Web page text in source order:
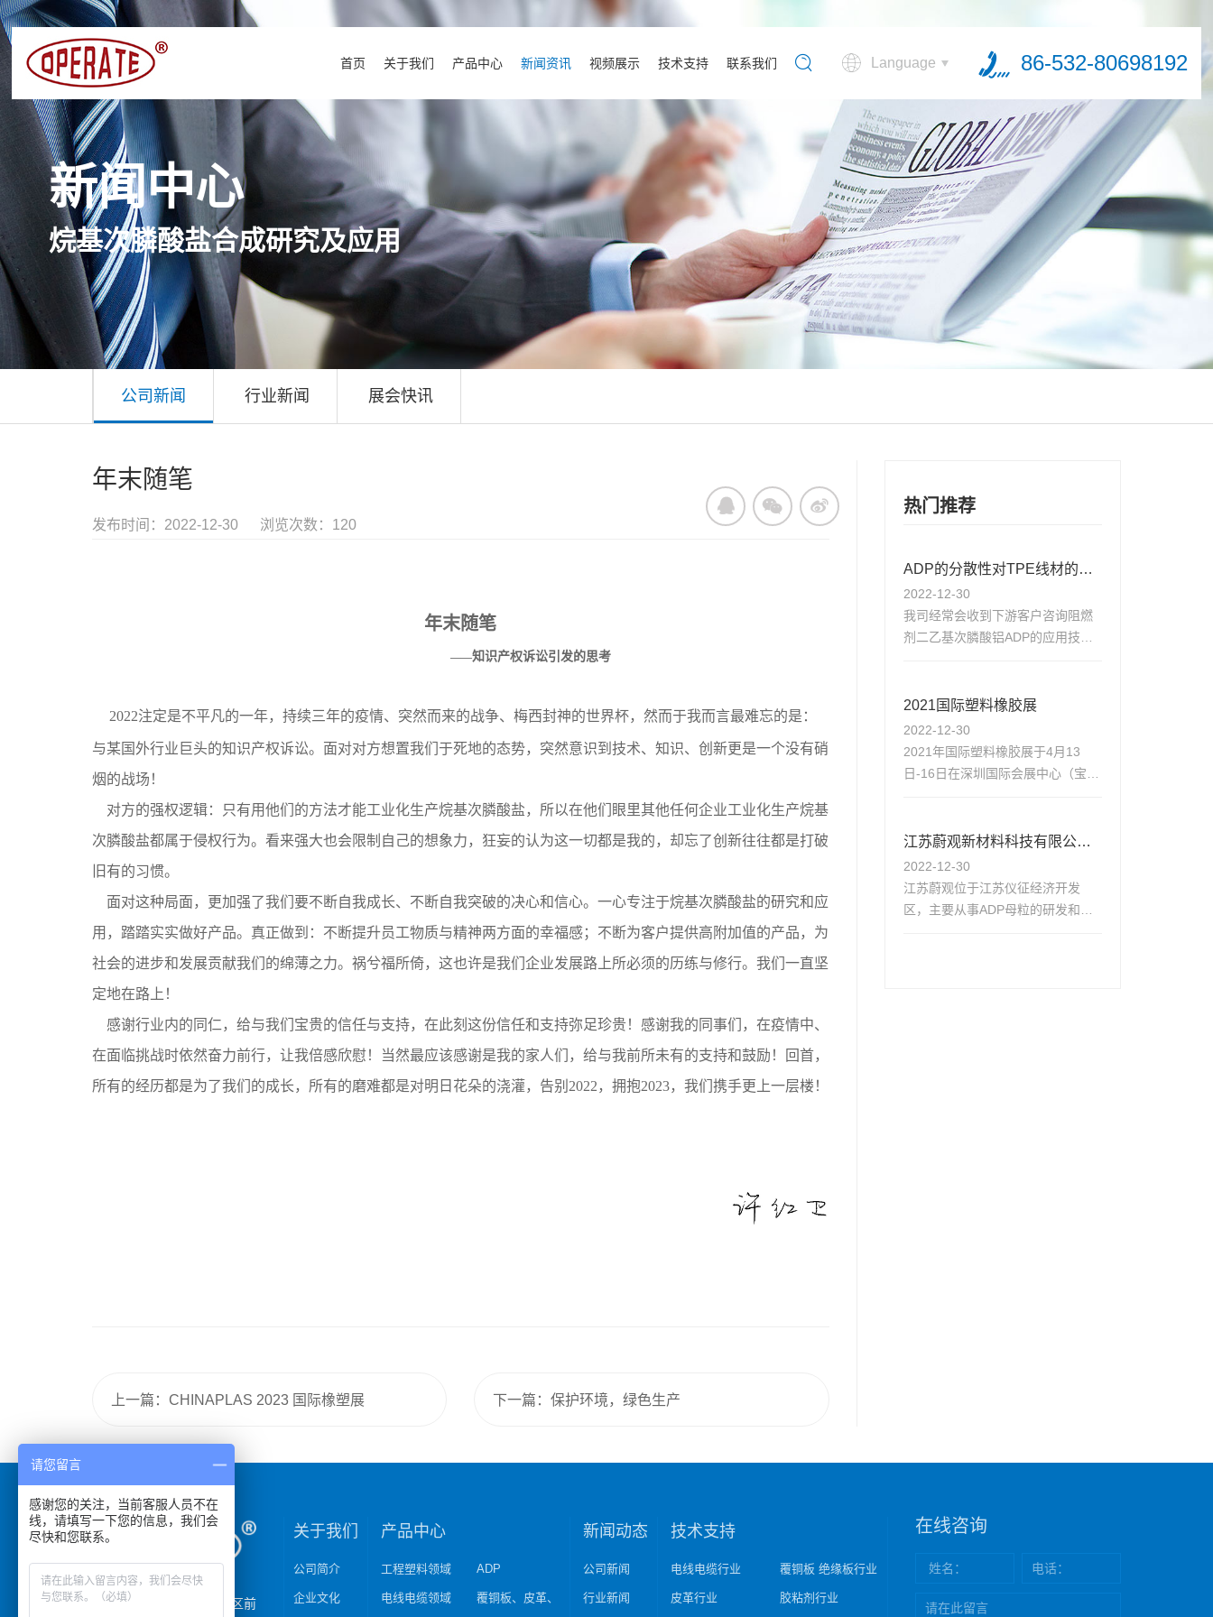
86-532-80698192
Language
首页 关于我们 产品中心 新闻资讯 视频展示 技术支持 联系我们
新闻中心
烷基次膦酸盐合成研究及应用
公司新闻 行业新闻 展会快讯
年末随笔
发布时间：2022-12-30 浏览次数：120
年末随笔
——知识产权诉讼引发的思考
2022注定是不平凡的一年，持续三年的疫情、突然而来的战争、梅西封神的世界杯，然而于我而言最难忘的是：
与某 国外行业巨头的知识产权诉讼。 面对对方想置我们于死地的态势，突然意识到技术、知识、创新更是一个没有硝
烟的战场！
对方的强权逻辑：只有用他们 的方法才能工业化生产烷基次膦酸盐，所以在他们眼里其他任何企业工业化生产烷基
次膦酸盐都属于侵权行为。看来强大也会限制自己的想象力，狂妄的认为这一切都是我的 ， 却忘了创新往往都是打破
旧 有的习惯。
面对这种局面，更加强了我们要不断自我成长、不断自我突破的决心和信心。 一心专注于烷基次膦酸盐的研究和应
用，踏踏实实做好产品。真正做到：不断提升员工物质与精神两方面的幸福感；不断为客户提供高附加值的产品，为
社会的进步和发展贡献我们的绵薄之力。祸兮福所倚，这也许是我们企业发展路上所必须的历练与修行。我们一直坚
定地在路上！
感谢行业内的同仁，给与我们宝贵的信任与支持，在此刻这份信任和支持弥足珍贵！感谢我的同事们，在疫情中、
在面临挑战时依然奋力前行，让我倍感欣慰！当然最应该感谢是我的家人们，给与我前所未有的支持和鼓励！
回首，
所有的经历都是为了我们的成长，所有的磨难都是对明 日 花朵的浇灌，告别 2022，拥抱2023，我们携手更上一层楼！
上一篇：CHINAPLAS 2023 国际橡塑展 下一篇：保护环境，绿色生产
热门推荐
ADP的分散性对TPE线材的影
响及痛点剖析—直播
2022-12-30
我司经常会收到下游客户咨询阻燃
剂二乙基次膦酸铝ADP的应用技术
有：
2021国际塑料橡胶展
2022-12-30
2021年国际塑料橡胶展于4月13
日-16日在深圳国际会展中心（宝安
江苏蔚观新材料科技有限公司
获得高新技术企业认证
2022-12-30
江苏蔚观位于江苏仪征经济开发
区，主要从事ADP母粒的研发和生
地址：青岛经济技术开发区前
关于我们
公司简介
企业文化
产品中心
工程塑料领域 ADP
电线电缆领域 覆铜板、皮革、
新闻动态
公司新闻
行业新闻
技术支持
电线电缆行业 覆铜板 绝缘板行业
皮革行业 胶粘剂行业
在线咨询
请您留言
感谢您的关注，当前客服人员不在
线，请填写一下您的信息，我们会
尽快和您联系。